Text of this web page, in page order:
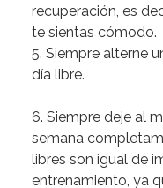
recuperación, es
te sientas cómodo.
5. Siempre alterne
día libre.
6. Siempre deje al
semana
libres son igual de
entrenamiento, ya